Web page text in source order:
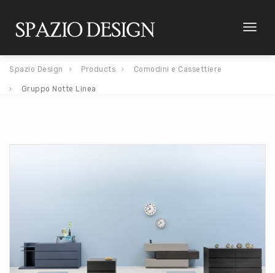
Toggle
Spazio Design Products Comodini e Cassettiere
Gruppo Notte Linea